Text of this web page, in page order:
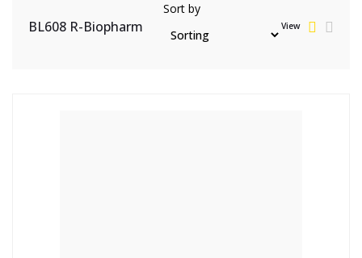
BL608 R-Biopharm
Sort by
View